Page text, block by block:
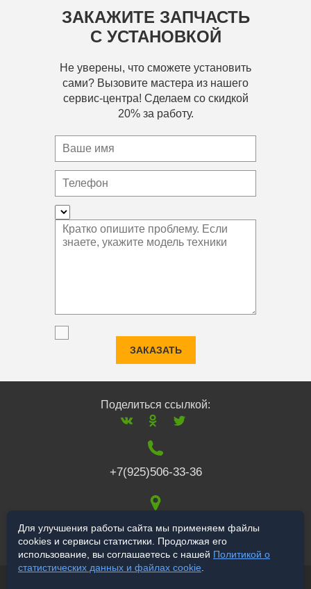
ЗАКАЖИТЕ ЗАПЧАСТЬ
С УСТАНОВКОЙ
Не уверены, что сможете установить
сами? Вызовите мастера из нашего
сервис-центра! Сделаем со скидкой
20% за работу.
ЗАКАЗАТЬ
Поделиться ссылкой:
+7(925)506-33-36
117519,г. Москва,
Варшавское ш., 132
Для улучшения работы сайта мы применяем файлы
cookies и сервисы статистики. Продолжая его
использование, вы соглашаетесь с нашей Политикой о
статистических данных и файлах cookie